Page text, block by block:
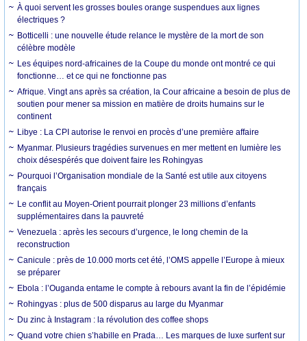
À quoi servent les grosses boules orange suspendues aux lignes
électriques ?
Botticelli : une nouvelle étude relance le mystère de la mort de son
célèbre modèle
Les équipes nord-africaines de la Coupe du monde ont montré ce qui
fonctionne… et ce qui ne fonctionne pas
Afrique. Vingt ans après sa création, la Cour africaine a besoin de plus de
soutien pour mener sa mission en matière de droits humains sur le
continent
Libye : La CPI autorise le renvoi en procès d’une première affaire
Myanmar. Plusieurs tragédies survenues en mer mettent en lumière les
choix désespérés que doivent faire les Rohingyas
Pourquoi l’Organisation mondiale de la Santé est utile aux citoyens
français
Le conflit au Moyen-Orient pourrait plonger 23 millions d’enfants
supplémentaires dans la pauvreté
Venezuela : après les secours d’urgence, le long chemin de la
reconstruction
Canicule : près de 10.000 morts cet été, l’OMS appelle l’Europe à mieux
se préparer
Ebola : l’Ouganda entame le compte à rebours avant la fin de l’épidémie
Rohingyas : plus de 500 disparus au large du Myanmar
Du zinc à Instagram : la révolution des coffee shops
Quand votre chien s’habille en Prada… Les marques de luxe surfent sur